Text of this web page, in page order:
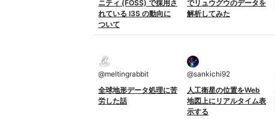
ニティ (FOSS) で採用さ
れている I3S の動向に
ついて
でリュウグウのデータを
解析してみた
@meltingrabbit
全球地形データ処理に苦
労した話
@sankichi92
人工衛星の位置をWeb
地図上にリアルタイム表
示する